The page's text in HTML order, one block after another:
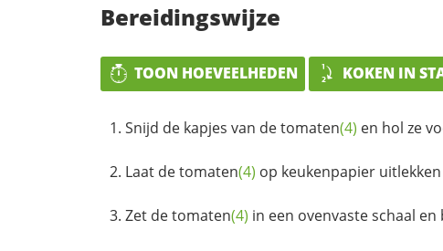
Bereidingswijze
TOON HOEVEELHEDEN KOKEN IN
Snijd de kapjes van detomaten(4) en hol ze
Laat detomaten(4) op keukenpapier
Zet detomaten(4) in een ovenvaste schaal en